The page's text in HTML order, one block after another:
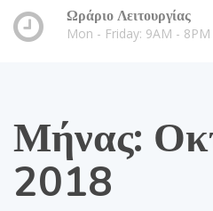
Ωράριο Λειτουργίας
Mon - Friday: 9AM - 8PM
Μήνας:
2018